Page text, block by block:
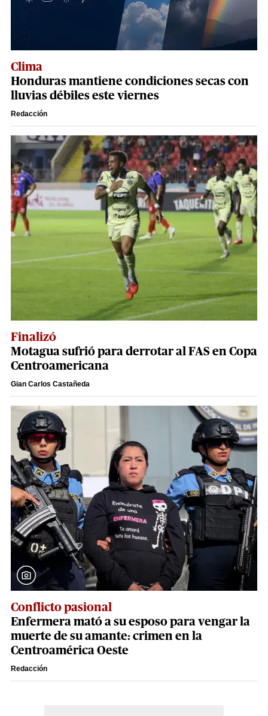
Clima
Honduras mantiene condiciones secas con
lluvias débiles este viernes
Redacción
Finalizó
Motagua sufrió para derrotar al FAS en Copa
Centroamericana
Gian Carlos Castañeda
Conflicto pasional
Enfermera mató a su esposo para vengar la
muerte de su amante: crimen en la
Centroamérica Oeste
Redacción